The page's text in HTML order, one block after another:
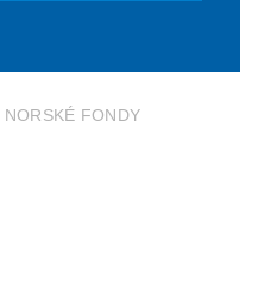
NORSKÉ FONDY